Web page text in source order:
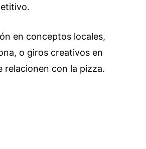
en conceptos locales,
o giros creativos en
relacionen con la pizza.